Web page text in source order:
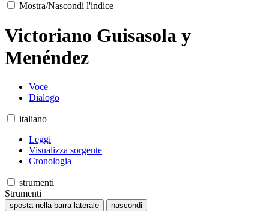
Mostra/Nascondi l'indice
Victoriano Guisasola y
Menéndez
Voce
Dialogo
italiano
Leggi
Visualizza sorgente
Cronologia
strumenti
Strumenti
sposta nella barra laterale nascondi